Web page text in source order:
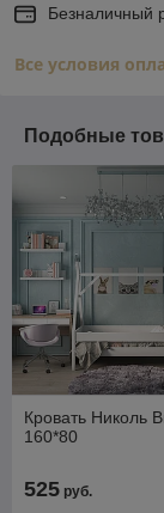
Безналичный
Все условия
Подобные
Кровать Николь
160*80
525 руб.